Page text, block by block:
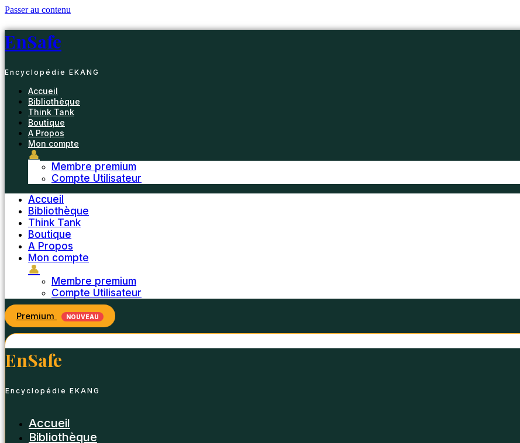
Passer au contenu
EnSafe
Encyclopédie EKANG
Accueil
Bibliothèque
Think Tank
Boutique
A Propos
Mon compte
👤
Membre premium
Compte Utilisateur
Accueil
Bibliothèque
Think Tank
Boutique
A Propos
Mon compte
👤
Membre premium
Compte Utilisateur
Premium NOUVEAU
EnSafe
Encyclopédie EKANG
Accueil
Bibliothèque